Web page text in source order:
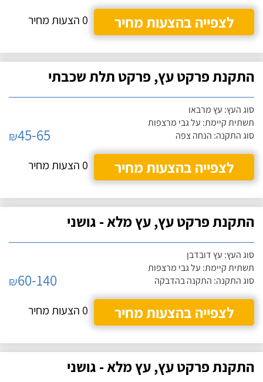
לצפייה בהצעות מחיר 0 הצעות מחיר
התקנת פרקט עץ, פרקט תלת שכבתי
סוג העץ: עץ מרבאו
תשתית קיימת: על גבי מרצפות
סוג התקנה: הנחה צפה
₪45-65
לצפייה בהצעות מחיר
0 הצעות מחיר
התקנת פרקט עץ, עץ מלא - גושני
סוג העץ: עץ דובדבן
תשתית קיימת: על גבי מרצפות
סוג התקנה: התקנה בהדבקה
₪60-140
לצפייה בהצעות מחיר
0 הצעות מחיר
התקנת פרקט עץ, עץ מלא - גושני